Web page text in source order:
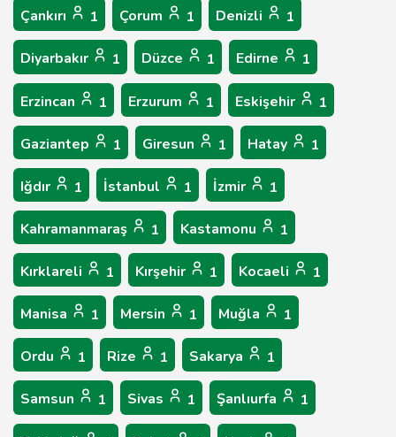
Çankırı 1 Çorum 1 Denizli 1
Diyarbakır 1 Düzce 1 Edirne 1
Erzincan 1 Erzurum 1 Eskişehir 1
Gaziantep 1 Giresun 1 Hatay 1
Iğdır 1 İstanbul 1 İzmir 1
Kahramanmaraş 1 Kastamonu 1
Kırklareli 1 Kırşehir 1 Kocaeli 1
Manisa 1 Mersin 1 Muğla 1
Ordu 1 Rize 1 Sakarya 1
Samsun 1 Sivas 1 Şanlıurfa 1